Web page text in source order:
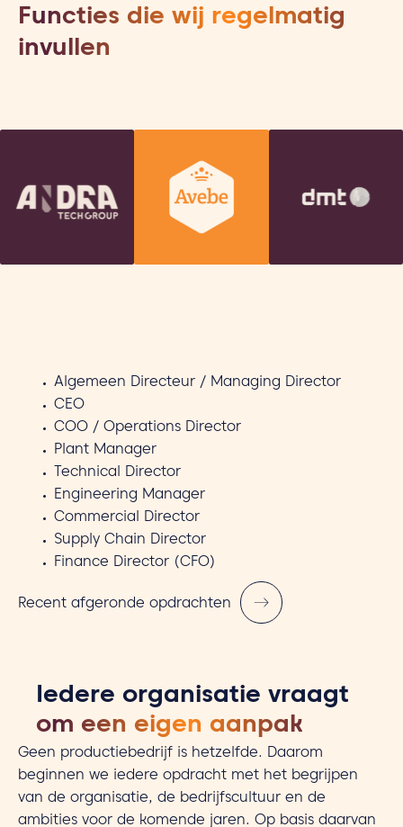
Functies die wij regelmatig
invullen
Algemeen Directeur / Managing Director
CEO
COO / Operations Director
Plant Manager
Technical Director
Engineering Manager
Commercial Director
Supply Chain Director
Finance Director (CFO)
Recent afgeronde opdrachten
Iedere organisatie vraagt
om een eigen aanpak
Geen productiebedrijf is hetzelfde. Daarom
beginnen we iedere opdracht met het begrijpen
van de organisatie, de bedrijfscultuur en de
ambities voor de komende jaren. Op basis daarvan